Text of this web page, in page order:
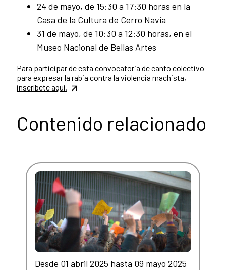
24 de mayo, de 15:30 a 17:30 horas en la
Casa de la Cultura de Cerro Navia
31 de mayo, de 10:30 a 12:30 horas, en el
Museo Nacional de Bellas Artes
Para participar de esta convocatoria de canto colectivo
para expresar la rabia contra la violencia machista,
inscríbete aquí.
Contenido relacionado
Desde 01 abril 2025 hasta 09 mayo 2025